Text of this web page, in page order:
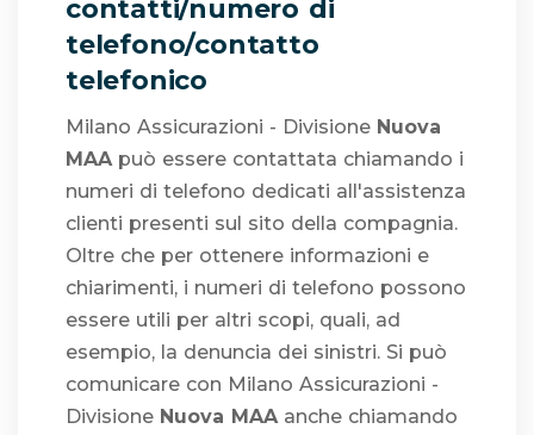
contatti/numero di
telefono/contatto
telefonico
Milano Assicurazioni - Divisione Nuova
MAApuò essere contattata chiamando i
numeri di telefono dedicati all'assistenza
clienti presenti sul sito della compagnia.
Oltre che per ottenere informazioni e
chiarimenti, i numeri di telefono possono
essere utili per altri scopi, quali, ad
esempio, la denuncia dei sinistri. Si può
comunicare con Milano Assicurazioni -
Divisione Nuova MAAanche chiamando